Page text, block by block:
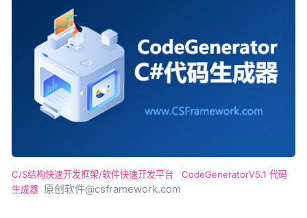
C/S结构快速开发框架/软件快速开发平台
CodeGeneratorV5.1 代码
生成器 原创软件@csframework.com